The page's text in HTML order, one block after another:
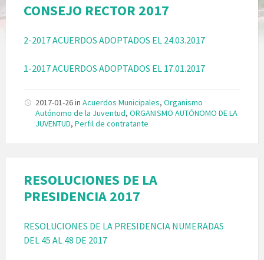
CONSEJO RECTOR 2017
2-2017 ACUERDOS ADOPTADOS EL 24.03.2017
1-2017 ACUERDOS ADOPTADOS EL 17.01.2017
2017-01-26in Acuerdos Municipales, Organismo
Autónomo de la Juventud, ORGANISMO AUTÓNOMO DE LA
JUVENTUD, Perfil de contratante
RESOLUCIONES DE LA
PRESIDENCIA 2017
RESOLUCIONES DE LA PRESIDENCIA NUMERADAS
DEL 45 AL 48 DE 2017